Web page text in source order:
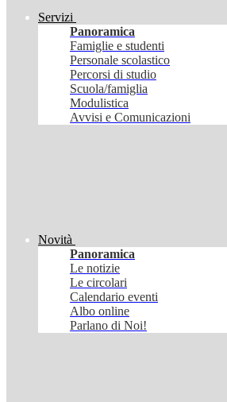
Servizi
Panoramica
Famiglie e studenti
Personale scolastico
Percorsi di studio
Scuola/famiglia
Modulistica
Avvisi e Comunicazioni
Novità
Panoramica
Le notizie
Le circolari
Calendario eventi
Albo online
Parlano di Noi!